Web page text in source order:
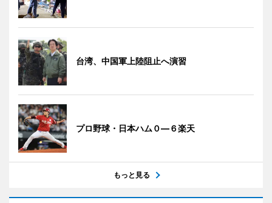
台湾、中国軍上陸阻止へ演習
プロ野球・日本ハム０―６楽天
もっと見る